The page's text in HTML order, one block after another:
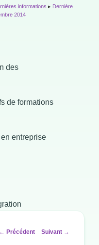
informations ▸ Dernière
2014
des
de formations
entreprise
Navigation
← Précédent Suivant →